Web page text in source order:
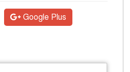
Google Plus